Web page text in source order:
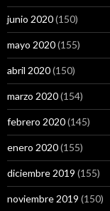
junio 2020(150)
mayo 2020(155)
abril 2020(150)
marzo 2020(154)
febrero 2020(145)
enero 2020(155)
diciembre 2019 (155)
noviembre 2019 (150)